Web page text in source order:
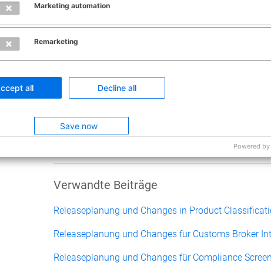
War dieser
Ja
Haben Sie
Anfrage
Verwandte Beiträge
Releaseplanung und Changes in Product
Releaseplanung und Changes für Customs Broker
Releaseplanung und Changes für Compliance
Marketing automation
Remarketing
all Decline all
Save now
Powered by